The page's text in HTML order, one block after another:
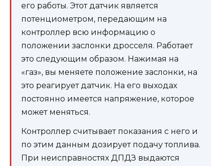
его работы. Этот датчик является
потенциометром, передающим на
контроллер всю информацию о
положении заслонки дросселя. Работает
это следующим образом. Нажимая на
«газ», вы меняете положение заслонки, на
это реагирует датчик. На его выходах
постоянно имеется напряжение, которое
может меняться.
Контроллер считывает показания с него и
по этим данным дозирует подачу топлива.
При неисправностях ДПДЗ выдаются